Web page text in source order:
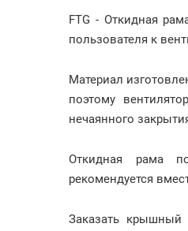
FTG - Откидная
пользователя к
Материал
поэтому
нечаянного
Откидная рама
рекомендуется
Заказать крышный